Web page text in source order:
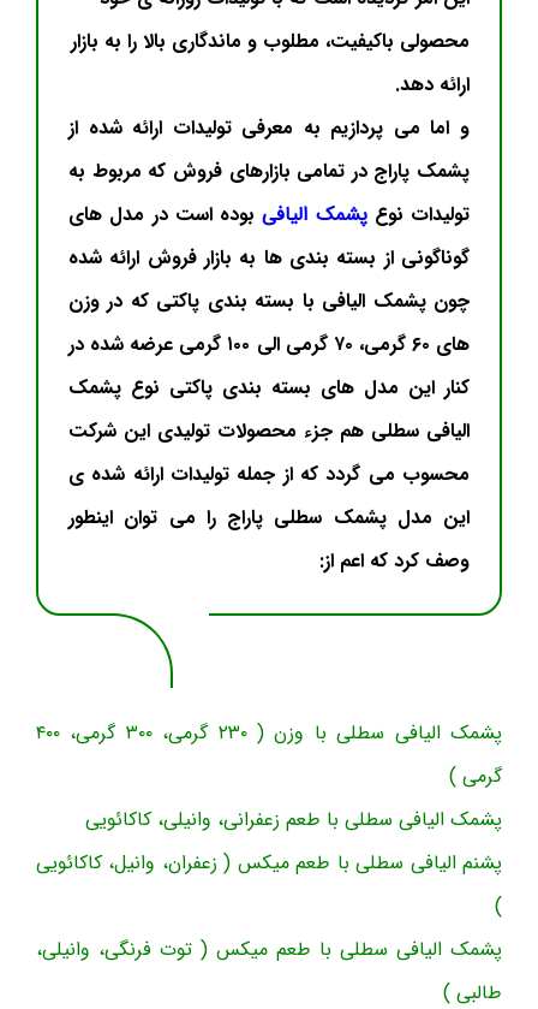
محصولی باکیفیت، مطلوب و ماندگاری بالا را به بازار
ارائه دهد.
و اما می پردازیم به معرفی تولیدات ارائه شده از
پشمک پاراج در تمامی بازارهای فروش که مربوط به
تولیدات نوعپشمک الیافیبوده است در مدل های
گوناگونی از بسته بندی ها به بازار فروش ارائه شده
چون پشمک الیافی با بسته بندی پاکتی که در وزن
های ۶۰ گرمی، ۷۰ گرمی الی ۱۰۰ گرمی عرضه شده در
کنار این مدل های بسته بندی پاکتی نوع پشمک
الیافی سطلی هم جزء محصولات تولیدی این شرکت
محسوب می گردد که از جمله تولیدات ارائه شده ی
این مدل پشمک سطلی پاراج را می توان اینطور
وصف کرد که اعم از:
پشمک الیافی سطلی با وزن ( ۲۳۰ گرمی، ۳۰۰ گرمی، ۴۰۰
گرمی )
پشمک الیافی سطلی با طعم زعفرانی، وانیلی، کاکائویی
پشنم الیافی سطلی با طعم میکس ( زعفران، وانیل، کاکائویی
)
پشمک الیافی سطلی با طعم میکس ( توت فرنگی، وانیلی،
طالبی )